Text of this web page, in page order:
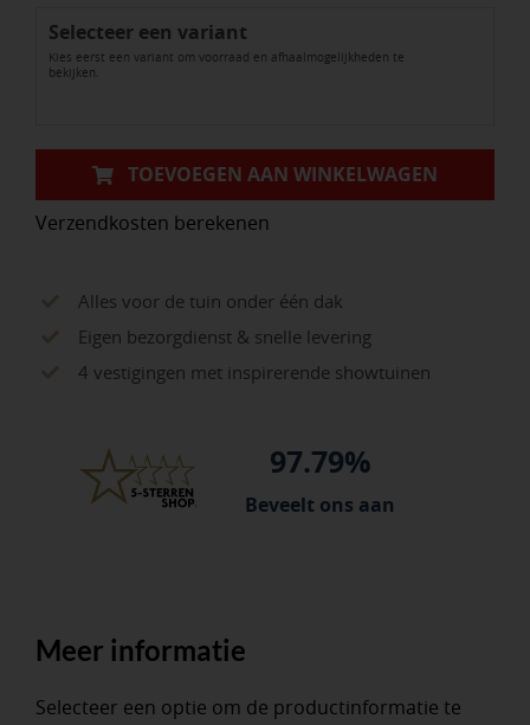
Grigio
aantal
Selecteer een variant
Kies eerst een variant om voorraad en afhaalmogelijkheden te
bekijken.
TOEVOEGEN AAN WINKELWAGEN
Verzendkosten berekenen
Alles voor de tuin onder één dak
Eigen bezorgdienst & snelle levering
4 vestigingen met inspirerende showtuinen
97.79%
Beveelt ons aan
Meer informatie
Selecteer een optie om de productinformatie te